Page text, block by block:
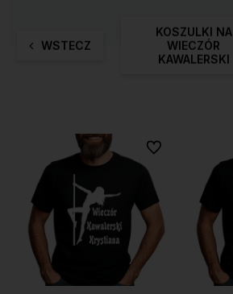
WSTECZ
KOSZULKI NA
WIECZÓR
KAWALERSKI
Do ulubionych